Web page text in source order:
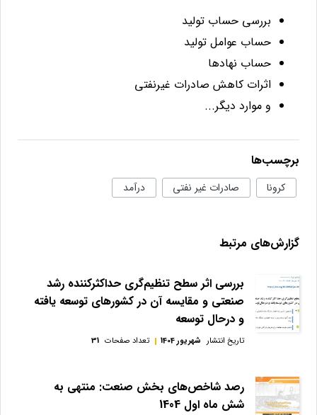
بررسی حساب تولید
حساب عوامل تولید
حساب نهادها
اثرات کاهش صادرات غیرنفتی
و موارد دیگر...
برچسب‌ها
کرونا صادرات غیر نفتی درآمد
گزارش‌های مرتبط
بررسی اثر سطح تنظیم‌گری حداکثرکننده رشد
صنعتی و مقایسه آن در کشورهای توسعه یافته
و درحال توسعه
تاریخ انتشار شهریور 1404 تعداد صفحات 31
رصد شاخص‌های بخش صنعت: منتهی به
شش ماه اول 1404